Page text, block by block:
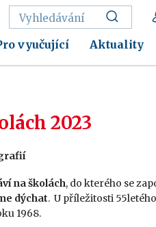
vyučující Aktuality
2023
na školách, do kterého se
dýchat. U příležitosti
1968.